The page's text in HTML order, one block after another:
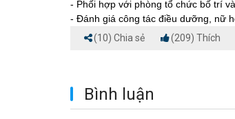
- Phối hợp với phòng tổ chức bố trí
- Đánh giá công tác điều dưỡng, nữ
(10) Chia sẻ
(209) Thích
Bình luận